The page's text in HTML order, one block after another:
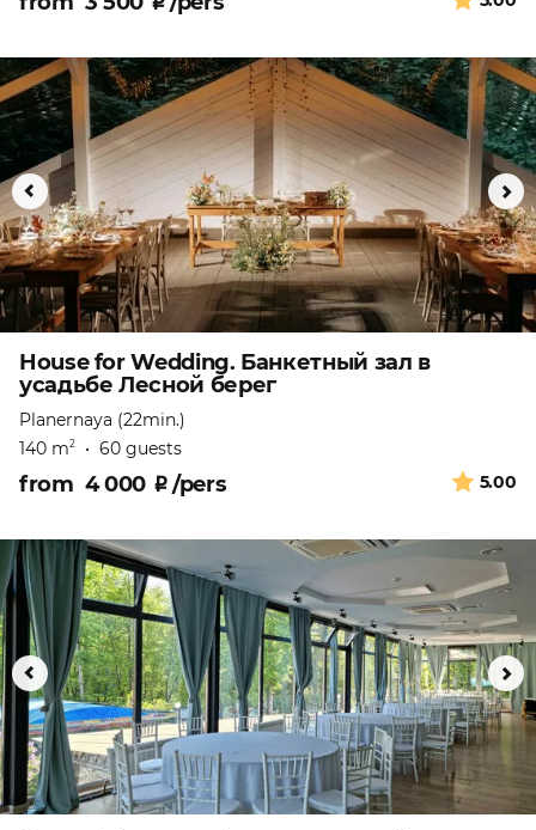
House for Wedding. Банкетный зал в
усадьбе Лесной берег
Planernaya (22min.)
140 m2 • 60 guests
5.00
from 4 000 ₽/pers